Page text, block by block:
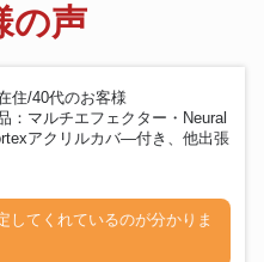
の声
住/40代のお客様
：マルチエフェクター・Neural
アクリルカバ―付き、他出張
してくれているのが分かりま